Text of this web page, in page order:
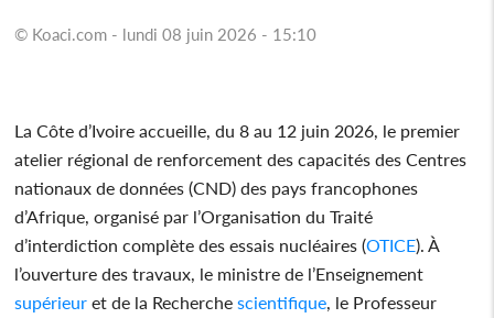
© Koaci.com - lundi 08 juin 2026 - 15:10
La Côte d’Ivoire accueille, du 8 au 12 juin 2026, le premier
atelier régional de renforcement des capacités des Centres
nationaux de données (CND) des pays francophones
d’Afrique, organisé par l’Organisation du Traité
d’interdiction complète des essais nucléaires (OTICE). À
l’ouverture des travaux, le ministre de l’Enseignement
supérieur et de la Recherche scientifique , le Professeur